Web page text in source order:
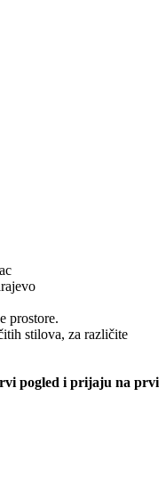
prostore.
stilova, za različite
pogled i prijaju na prvi